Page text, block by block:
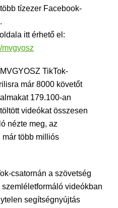
tízezer Facebook-
itt érhető el:
mvgyosz
TikTok-
már 8000 követőt
179.100-an
videókat összesen
nézte meg, az
több milliós
csatornán a szövetség
videókban
segítségnyújtás